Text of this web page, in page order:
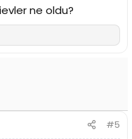
ne oldu?
#5